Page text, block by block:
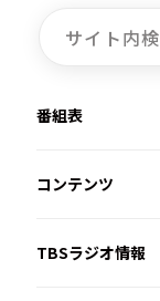
番組表
コンテンツ
TBSラジオ情報